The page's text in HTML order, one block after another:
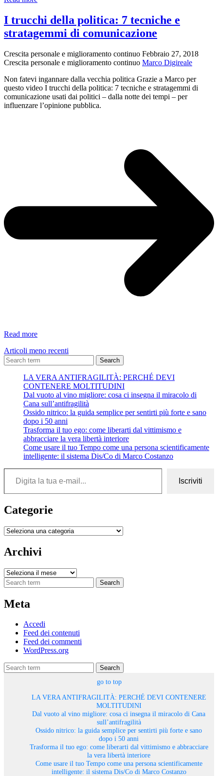
il
doppio
legame
I trucchi della politica: 7 tecniche e
stratagemmi di comunicazione
Crescita personale e miglioramento continuo Febbraio 27, 2018
Crescita personale e miglioramento continuo Marco Digireale
Non fatevi ingannare dalla vecchia politica Grazie a Marco per
questo video I trucchi della politica: 7 tecniche e stratagemmi di
comunicazione usati dai politici – dalla notte dei tempi – per
influenzare l’opinione pubblica.
Read moreI
della
politica:
tecniche
e
stratagemmi
di
comunicazione
Articoli meno recenti
Search
LA VERA ANTIFRAGILITÀ: PERCHÉ DEVI
CONTENERE MOLTITUDINI
Dal vuoto al vino migliore: cosa ci insegna il miracolo di
Cana sull’antifragilità
Ossido nitrico: la guida semplice per sentirti più forte e sano
dopo i 50 anni
Trasforma il tuo ego: come liberarti dal vittimismo e
abbracciare la vera libertà interiore
Come usare il tuo Tempo come una persona scientificamente
intelligente: il sistema Dis/Co di Marco Costanzo
Digita la tua e-mail...
Iscriviti
Categorie
Categorie
Archivi
Archivi
Search
Meta
Accedi
Feed dei contenuti
Feed dei commenti
WordPress.org
Search
go to top
LA VERA ANTIFRAGILITÀ: PERCHÉ DEVI CONTENERE
MOLTITUDINI
Dal vuoto al vino migliore: cosa ci insegna il miracolo di Cana
sull’antifragilità
Ossido nitrico: la guida semplice per sentirti più forte e sano
dopo i 50 anni
Trasforma il tuo ego: come liberarti dal vittimismo e abbracciare
la vera libertà interiore
Come usare il tuo Tempo come una persona scientificamente
intelligente: il sistema Dis/Co di Marco Costanzo